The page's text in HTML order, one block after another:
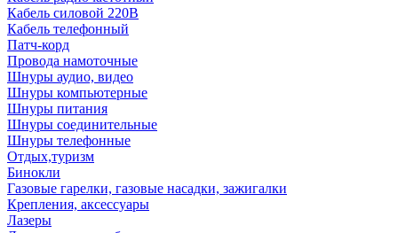
Кабель силовой 220В
Кабель телефонный
Патч-корд
Провода намоточные
Шнуры аудио, видео
Шнуры компьютерные
Шнуры питания
Шнуры соединительные
Шнуры телефонные
Отдых,туризм
Бинокли
Газовые гарелки, газовые насадки, зажигалки
Крепления, аксессуары
Лазеры